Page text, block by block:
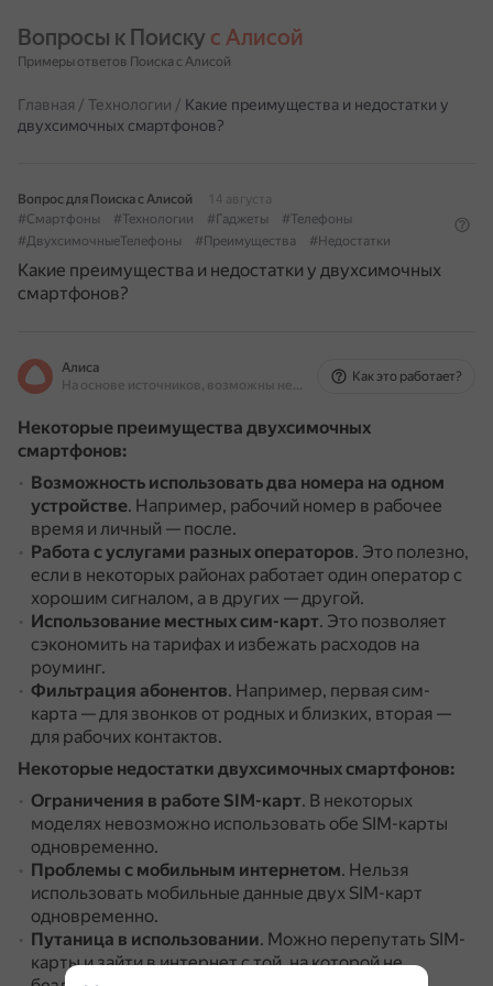
Вопросы к Поиску с Алисой
Примеры ответов Поиска с Алисой
Главная / Технологии / Какие преимущества и недостатки у
двухсимочных смартфонов?
Вопрос для Поиска с Алисой
14 августа
#Смартфоны
#Технологии #Гаджеты
#Телефоны
#ДвухсимочныеТелефоны
#Преимущества #Недостатки
Какие преимущества и недостатки у двухсимочных
смартфонов?
Алиса
На основе источников, возможны неточности
Как это работает?
Некоторые преимущества двухсимочных
смартфонов:
Возможность использовать два номера на одном
устройстве. Например, рабочий номер в рабочее
время и личный — после.
Работа с услугами разных операторов. Это полезно,
если в некоторых районах работает один оператор с
хорошим сигналом, а в других — другой.
Использование местных сим-карт. Это позволяет
сэкономить на тарифах и избежать расходов на
роуминг.
Фильтрация абонентов. Например, первая сим-
карта — для звонков от родных и близких, вторая —
для рабочих контактов.
Некоторые недостатки двухсимочных смартфонов:
Ограничения в работе SIM-карт. В некоторых
моделях невозможно использовать обе SIM-карты
одновременно.
Проблемы с мобильным интернетом. Нельзя
использовать мобильные данные двух SIM-карт
одновременно.
Путаница в использовании. Можно перепутать SIM-
карты и зайти в интернет с той, на которой не